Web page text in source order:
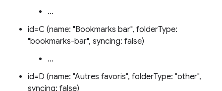
…
id=C (name: "Bookmarks bar", folderType:
"bookmarks-bar", syncing: false)
…
id=D (name: "Autres favoris", folderType: "other",
syncing: false)